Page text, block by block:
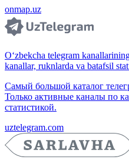
onmap.uz
O‘zbekcha telegram
kanallar, ruknlarda va batafsil
Самый большой каталог
Только активные каналы по
статистикой.
uztelegram.com